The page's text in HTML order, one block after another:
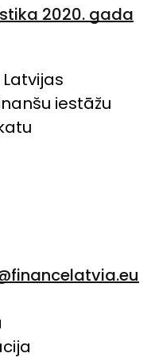
2020. gada
iestāžu